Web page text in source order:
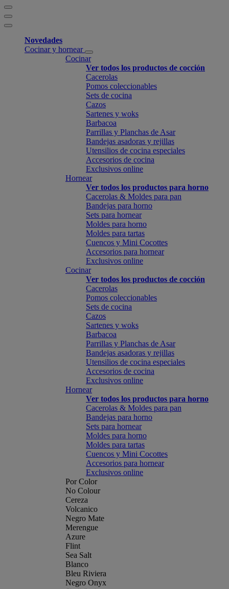
Novedades
Cocinar y hornear
Cocinar
Ver todos los productos de cocción
Cacerolas
Pomos coleccionables
Sets de cocina
Cazos
Sartenes y woks
Barbacoa
Parrillas y Planchas de Asar
Bandejas asadoras y rejillas
Utensilios de cocina especiales
Accesorios de cocina
Exclusivos online
Hornear
Ver todos los productos para horno
Cacerolas & Moldes para pan
Bandejas para horno
Sets para hornear
Moldes para horno
Moldes para tartas
Cuencos y Mini Cocottes
Accesorios para hornear
Exclusivos online
Cocinar
Ver todos los productos de cocción
Cacerolas
Pomos coleccionables
Sets de cocina
Cazos
Sartenes y woks
Barbacoa
Parrillas y Planchas de Asar
Bandejas asadoras y rejillas
Utensilios de cocina especiales
Accesorios de cocina
Exclusivos online
Hornear
Ver todos los productos para horno
Cacerolas & Moldes para pan
Bandejas para horno
Sets para hornear
Moldes para horno
Moldes para tartas
Cuencos y Mini Cocottes
Accesorios para hornear
Exclusivos online
Por Color
No Colour
Cereza
Volcanico
Negro Mate
Merengue
Azure
Flint
Sea Salt
Blanco
Bleu Riviera
Negro Onyx